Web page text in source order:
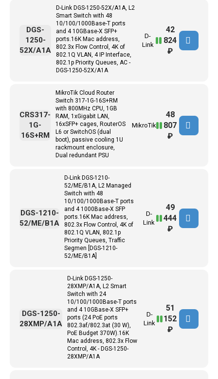
D-Link DGS-1250-52X/A1A, L2
Smart Switch with 48
10/100/1000Base-T ports
and 4 10GBase-X SFP+
ports.16K Mac address,
802.3x Flow Control, 4K of
802.1Q VLAN, 4 IP Interface,
802.1p Priority Queues, AC -
DGS-1250-52X/A1A
D-
Link
DGS-
1250-
52X/A1A
42
824
₽
MikroTik Cloud Router
Switch 317-1G-16S+RM
with 800MHz CPU, 1GB
RAM, 1xGigabit LAN,
16xSFP+ cages, RouterOS
L6 or SwitchOS (dual
boot), passive cooling 1U
rackmount enclosure,
Dual redundant PSU
MikroTik
CRS317-
1G-
16S+RM
48
807
₽
D-Link DGS-1210-
52/ME/B1A, L2 Managed
Switch with 48
10/100/1000Base-T ports
and 4 1000Base-X SFP
ports.16K Mac address,
802.3x Flow Control, 4K of
802.1Q VLAN, 802.1p
Priority Queues, Traffic
Segmen [DGS-1210-
52/ME/B1A]
D-
Link
DGS-1210-
52/ME/B1A
49
444
₽
D-Link DGS-1250-
28XMP/A1A, L2 Smart
Switch with 24
10/100/1000Base-T ports
and 4 10GBase-X SFP+
ports (24 PoE ports
802.3af/802.3at (30 W),
PoE Budget 370W).16K
Mac address, 802.3x Flow
Control, 4K - DGS-1250-
28XMP/A1A
D-
Link
DGS-1250-
28XMP/A1A
51
152
₽